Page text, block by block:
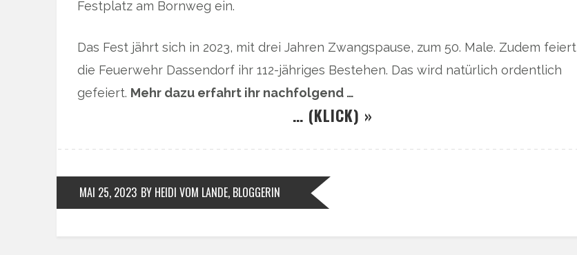
Festplatz am Bornweg ein.
Das Fest jährt sich in 2023, mit drei Jahren Zwangspause, zum 50. Male. Zudem feiert
die Feuerwehr Dassendorf ihr 112-jähriges Bestehen. Das wird natürlich ordentlich
gefeiert. Mehr dazu erfahrt ihr nachfolgend …
… (KLICK) »
MAI 25, 2023 BY HEIDI VOM LANDE, BLOGGERIN